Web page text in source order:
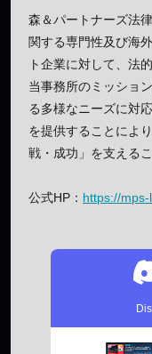
森＆パートナーズ法
関する専門性及び海
ト企業に対して、法
当事務所のミッショ
る多様なニーズに対
を提供することによ
戦・成功」を支えるこ
公式HP： https://